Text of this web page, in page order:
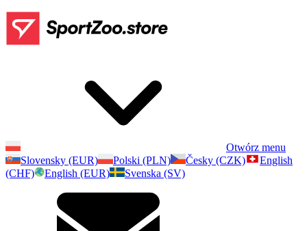
Otwórz menu
Slovensky (EUR)
Polski (PLN) Česky (CZK)
English
(CHF)
English (EUR) Svenska (SV)